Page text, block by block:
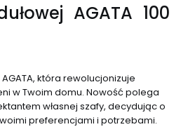
AGATA 100
która rewolucjonizuje
w Twoim domu. Nowość polega
własnej szafy, decydując o
preferencjami i potrzebami.